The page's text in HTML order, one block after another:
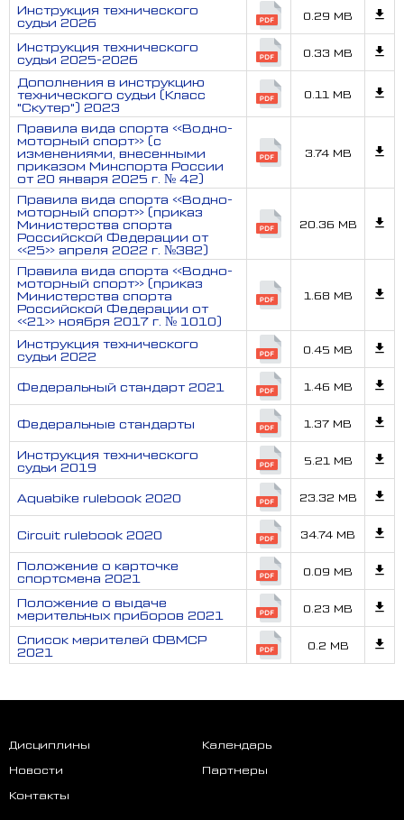
Инструкция технического
судьи 2026
0.29 MB
Инструкция технического
судьи 2025-2026
0.33 MB
Дополнения в инструкцию
технического судьи (Класс
"Скутер") 2023
0.11 MB
Правила вида спорта «Водно-
моторный спорт» (с
изменениями, внесенными
приказом Минспорта России
от 20 января 2025 г. № 42)
3.74 MB
Правила вида спорта «Водно-
моторный спорт» (приказ
Министерства спорта
Российской Федерации от
«25» апреля 2022 г. №382)
20.36 MB
Правила вида спорта «Водно-
моторный спорт» (приказ
Министерства спорта
Российской Федерации от
«21» ноября 2017 г. № 1010)
1.68 MB
Инструкция технического
судьи 2022
0.45 MB
Федеральный стандарт 2021 1.46 MB
Федеральные стандарты 1.37 MB
Инструкция технического
судьи 2019
5.21 MB
Aquabike rulebook 2020 23.32 MB
Circuit rulebook 2020 34.74 MB
Положение о карточке
спортсмена 2021
0.09 MB
Положение о выдаче
мерительных приборов 2021
0.23 MB
Список мерителей ФВМСР
2021
0.2 MB
Дисциплины
Календарь
Новости
Партнеры
Контакты